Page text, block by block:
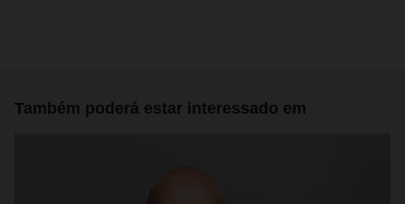
Também poderá estar interessado em